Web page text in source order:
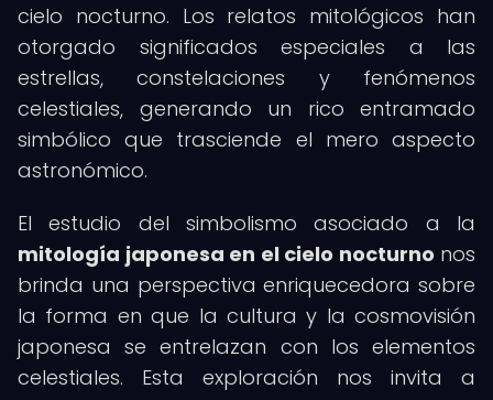
cielo nocturno. Los relatos mitológicos han
otorgado significados especiales a las
estrellas, constelaciones y fenómenos
celestiales, generando un rico entramado
simbólico que trasciende el mero aspecto
astronómico.
El estudio del simbolismo asociado a la
mitología japonesa en el cielo nocturno nos
brinda una perspectiva enriquecedora sobre
la forma en que la cultura y la cosmovisión
japonesa se entrelazan con los elementos
celestiales. Esta exploración nos invita a